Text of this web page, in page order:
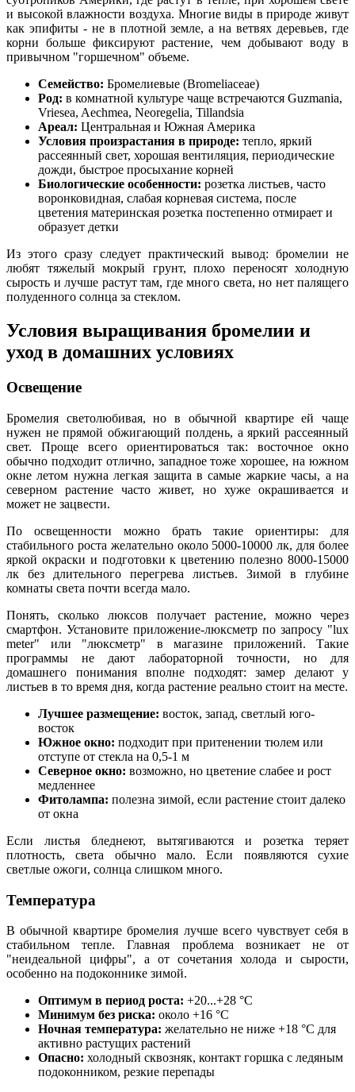
и высокой влажности воздуха. Многие виды в природе живут
как эпифиты - не в плотной земле, а на ветвях деревьев, где
корни больше фиксируют растение, чем добывают воду в
привычном "горшечном" объеме.
Семейство: Бромелиевые (Bromeliaceae)
Род: в комнатной культуре чаще встречаются Guzmania,
Vriesea, Aechmea, Neoregelia, Tillandsia
Ареал: Центральная и Южная Америка
Условия произрастания в природе: тепло, яркий
рассеянный свет, хорошая вентиляция, периодические
дожди, быстрое просыхание корней
Биологические особенности: розетка листьев, часто
воронковидная, слабая корневая система, после
цветения материнская розетка постепенно отмирает и
образует детки
Из этого сразу следует практический вывод: бромелии не
любят тяжелый мокрый грунт, плохо переносят холодную
сырость и лучше растут там, где много света, но нет палящего
полуденного солнца за стеклом.
Условия выращивания бромелии и
уход в домашних условиях
Освещение
Бромелия светолюбивая, но в обычной квартире ей чаще
нужен не прямой обжигающий полдень, а яркий рассеянный
свет. Проще всего ориентироваться так: восточное окно
обычно подходит отлично, западное тоже хорошее, на южном
окне летом нужна легкая защита в самые жаркие часы, а на
северном растение часто живет, но хуже окрашивается и
может не зацвести.
По освещенности можно брать такие ориентиры: для
стабильного роста желательно около 5000-10000 лк, для более
яркой окраски и подготовки к цветению полезно 8000-15000
лк без длительного перегрева листьев. Зимой в глубине
комнаты света почти всегда мало.
Понять, сколько люксов получает растение, можно через
смартфон. Установите приложение-люксметр по запросу "lux
meter" или "люксметр" в магазине приложений. Такие
программы не дают лабораторной точности, но для
домашнего понимания вполне подходят: замер делают у
листьев в то время дня, когда растение реально стоит на месте.
Лучшее размещение: восток, запад, светлый юго-
восток
Южное окно: подходит при притенении тюлем или
отступе от стекла на 0,5-1 м
Северное окно: возможно, но цветение слабее и рост
медленнее
Фитолампа: полезна зимой, если растение стоит далеко
от окна
Если листья бледнеют, вытягиваются и розетка теряет
плотность, света обычно мало. Если появляются сухие
светлые ожоги, солнца слишком много.
Температура
В обычной квартире бромелия лучше всего чувствует себя в
стабильном тепле. Главная проблема возникает не от
"неидеальной цифры", а от сочетания холода и сырости,
особенно на подоконнике зимой.
Оптимум в период роста: +20...+28 °C
Минимум без риска: около +16 °C
Ночная температура: желательно не ниже +18 °C для
активно растущих растений
Опасно: холодный сквозняк, контакт горшка с ледяным
подоконником, резкие перепады